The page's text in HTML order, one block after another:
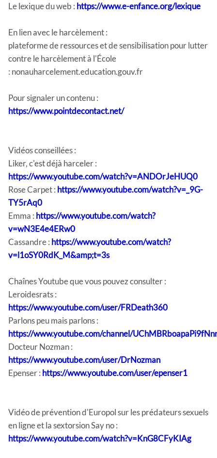
Le lexique du web : https://www.e-enfance.org/lexique
En lien avec le harcèlement :
plateforme de ressources et de sensibilisation pour lutter
contre le harcèlement à l'École
: nonauharcelement.education.gouv.fr
Pour signaler un contenu :
https://www.pointdecontact.net/
Vidéos conseillées :
Liker, c'est déjà harceler :
https://www.youtube.com/watch?v=ANDOrJeHUQ0
Rose Carpet : https://www.youtube.com/watch?v=_9G-
TY5rAq0
Emma : https://www.youtube.com/watch?
v=wN3E4e4ERw0
Cassandre : https://www.youtube.com/watch?
v=l1oSY0RdK_M&amp;t=3s
Chaînes Youtube que vous pouvez consulter :
Leroidesrats :
https://www.youtube.com/user/FRDeath360
Parlons peu mais parlons :
https://www.youtube.com/channel/
Docteur Nozman :
https://www.youtube.com/user/DrNozman
Epenser : https://www.youtube.com/user/epenser1
Vidéo de prévention d'Europol sur les prédateurs sexuels
en ligne et la sextorsion Say no :
https://www.youtube.com/watch?v=KnG8CFyKIAg